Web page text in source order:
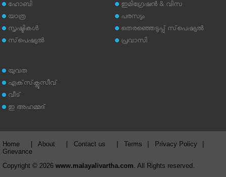
ഹോബി
യാത്ര
സൃഷ്ടികള്‍
സ്‌പെഷ്യല്‍
ഇമിഗ്രേഷന്‍ & വിസ
പരസ്യം
തെരഞ്ഞെടുപ്പ് സ്‌പെഷ്യല്‍
പ്രവാസി
യുവത
എക്‌സ്‌ക്ലൂസീവ്
വീട്
ഇ അഹമ്മദ്‌
Home About Contact us Terms Privacy Policy
Grievance
Copyright © 2026 www.malayalivartha.com . All Rights reserved.